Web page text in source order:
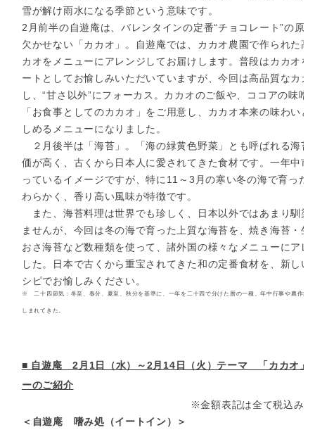
雪が解け雨水になる季節という意味です。
2月前半の自遊庵は、バレンタインの定番“チョコレート”の原
欠かせない「カカオ」。自遊庵では、カカオ農園で作られた高
カオをメニューにアレンジしてお届けします。普段はカカオを
ートとしてお愉しみいただいていますが、今回は高品質なカカ
し、“甘さ以外”にフォーカス。カカオのご飯や、ココアの味噌
「お食事としてのカカオ」をご用意し、カカオ本来の味わいと
しめるメニューになりました。
２月後半は「海苔」。「海の緑黄色野菜」とも呼ばれる海苔
価が高く、古くから日本人に愛されてきた食材です。一年中市
っているイメージですが、特に11～3月の寒い冬の海で育った
わらかく、香り高い風味が特徴です。
また、海苔料理は世界でも珍しく、日本以外ではあまり馴染
ませんが、今回は冬の海で育った上質な海苔を、焼き海苔・生
おさ海苔など数種類を使って、諸外国の様々なメニューにアレ
した。日本で古くから重宝されてきた和の定番食材を、新しい
シピでお愉しみください。
※ 二十四節気：冬至、春分、夏至、秋分を基準に、一年を二十四で分けた暦の一種。年中行事や農作業
しまれてきた。
■ 自遊庵 2月1日（水）～2月14日（火）テーマ 「カカオ
ーのご紹介
※金額表記は全て税込み
＜自遊庵 嗜み処（イートイン）＞